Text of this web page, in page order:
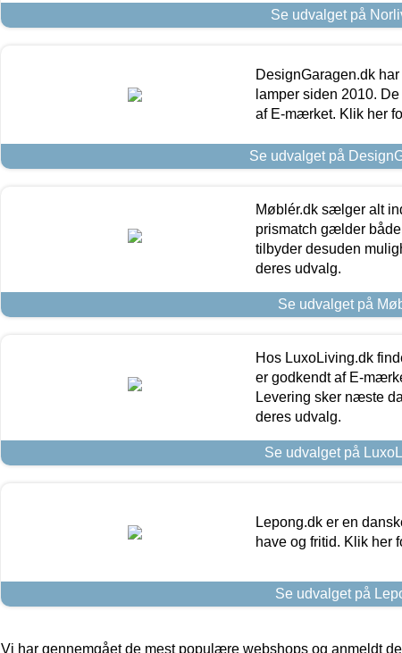
Se udvalget på
DesignGaragen.dk
lamper siden 2010.
af E-mærket. Klik her
Se udvalget på
Møblér.dk sælger alt
prismatch gælder
tilbyder desuden
deres udvalg.
Se udvalget på
Hos LuxoLiving.dk
er godkendt af E-
Levering sker næste
deres udvalg.
Se udvalget på
Lepong.dk er en
have og fritid. Klik her
Se udvalget på
Vi har gennemgået de mest populære webshops og anmeldt